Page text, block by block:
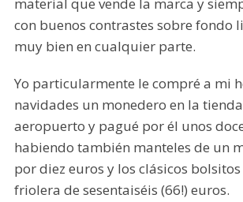
material que vende la marca y
con buenos contrastes sobre fondo
muy bien en cualquier parte.
Yo particularmente le compré a mi
navidades un monedero en la
aeropuerto y pagué por él unos
habiendo también manteles de un
por diez euros y los clásicos
friolera de sesentaiséis (66!) euros.